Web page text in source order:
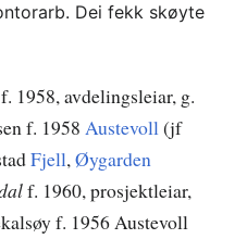
Dei fekk skøyte
f. 1958, avdelingsleiar, g.
f. 1958 Austevoll(jf
Fjell,Øygarden
f. 1960, prosjektleiar,
f. 1956 Austevoll